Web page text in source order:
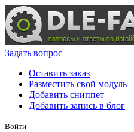
Задать вопрос
Оставить заказ
Разместить свой модуль
Добавить сниппет
Добавить запись в блог
Войти